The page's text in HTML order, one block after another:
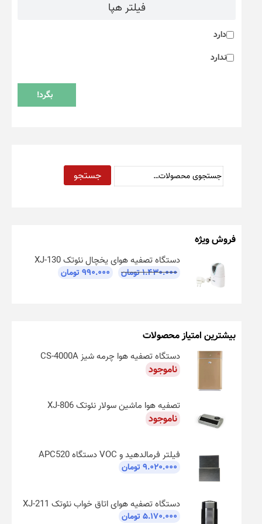
فیلتر هپا
دارد
ندارد
بگرد!
جستجو
فروش ویژه
دستگاه تصفیه هوای یخچال نئوتک XJ-130
۱.۴۳۰.۰۰۰تومان ۹۹۰.۰۰۰ تومان
بیشترین امتیاز محصولات
دستگاه تصفیه هوا چرمه شیز CS-4000A
ناموجود
تصفیه هوا ماشین سولار نئوتک XJ-806
ناموجود
فیلتر فرمالدهید و VOC دستگاه APC520
۹.۰۲۰.۰۰۰ تومان
دستگاه تصفیه هوای اتاق خواب نئوتک XJ-211
۵.۱۷۰.۰۰۰ تومان